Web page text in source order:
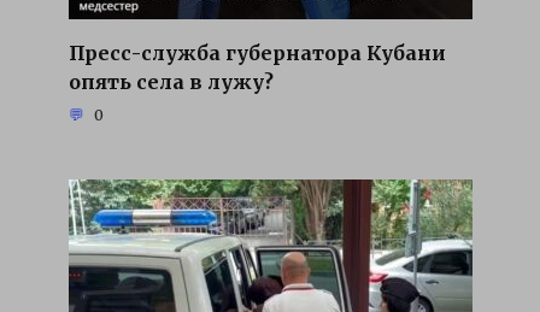
Пресс-служба губернатора Кубани
опять села в лужу?
0